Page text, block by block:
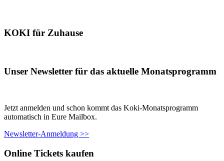
KOKI für Zuhause
Unser Newsletter für das aktuelle Monatsprogramm
Jetzt anmelden und schon kommt das Koki-Monatsprogramm
automatisch in Eure Mailbox.
Newsletter-Anmeldung >>
Online Tickets kaufen